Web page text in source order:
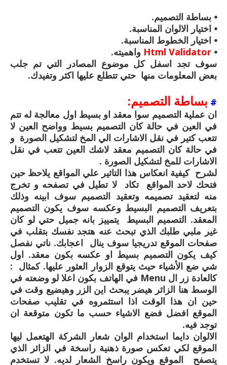
⦁ بساطة التصميم.
⦁ اختيار الالوان المناسبة.
⦁ اختيار الخطوط المناسبة.
⦁
Html Validator واهميته.
سوف تجد اسفل كل موضوع المصادر التي تم جلب
بعض المعلومات منها حتي تتطلع عليها اكثر وتفيدك.
# بساطة التصميم:
ان عملية التصميم سوا معقد او بسيط اول معالجة له تتم
في العين في حالة كان التصميم بسيط وواضح العين لا
تتعب كتير في نقل الاشارات الي المخ لتشكيل الصورة و
في حالة كان التصميم معقد لاشك العين تتعب في نقل
الاشارات للمخ لتشكيل الصورة .
لشرح كيفية انعكاس هذا التاثير علي المواقع يلاحظ حين
فتحك لاحد المواقع تكاد لا تطيل في تصفحه و تخرج
منه لتعقيد تصميمه وتعقيد التصميم سوف ابينه وذلك
بتعريف التصميم البسيط وعكسه سوف يكون التصميم
المعقد. التصميم البسيط يتمييز بانه جميل حتي لو كان
غير ملبي طلبك الذي تبحث عنه هتجد نفسك بتقلب في
صفحات الموقع تدريجيا سوف ينال اعجابك. ناتي نفصل
كيف يكون التصميم بسيط او عكسه بكون معقد. اول
شي ضع الأشياء حيث يتوقع الزوار العثور عليها. كمثال :
كالعادة زر ال Menu في الهاتف بكون اعلا لو وضعته في
الوسط هنا الزائر هيضر يبحث اين الزر وهيضيع وقت في
حين ان هذا الوقت اذا استثمروه في تقليب صفحات
الموقع افضل فضع الاشياء حسب ما تكون متوقعة ان
توجد فيه.
الالوان دايما استخدام الوان شعار الشركة الهتعمل ليها
الموقع لكي تعكس صورة ذهنية راسخة في الزائر الذي
يتصفح الموقع ويكون راسخ الشعار لديه. لا تستخدم